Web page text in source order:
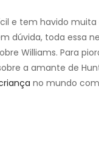
e tem havido
dúvida, toda essa
Williams. Para
a amante de
no mundo